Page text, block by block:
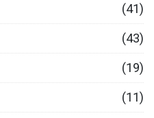
(41)
(43)
(19)
(11)